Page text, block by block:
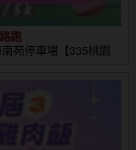
跑
苑停車場【335桃園